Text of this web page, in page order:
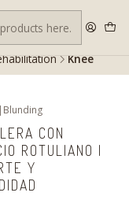
las condiciones.
Knee
| Blunding
CON
ROTULIANO |
Y